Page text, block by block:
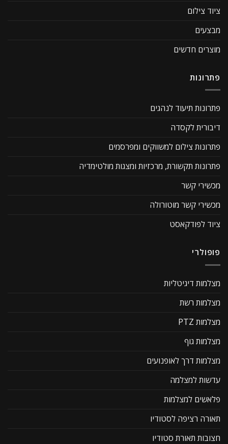
ציוד צילום
מבצעים
מוצרים חדשים
פתרונות
פתרונות תיעוד לנהגים
דיבורית לקסדה
פתרונות צילום למשווקים ומפרסמים
פתרונות תקשורת, מרכזיות ומצגות מולטימדיה
מכשירי קשר
מכשירי קשר מוטורולה
ציוד לפודקאסט
פופולרי
מצלמות דיגיטליות
מצלמות רשת
מצלמות PTZ
מצלמות גוף
מצלמות דרך לאופנועים
עדשות למצלמה
פלאשים למצלמות
תאורה רציפה לסטודיו
חצובות תאורת סטודיו